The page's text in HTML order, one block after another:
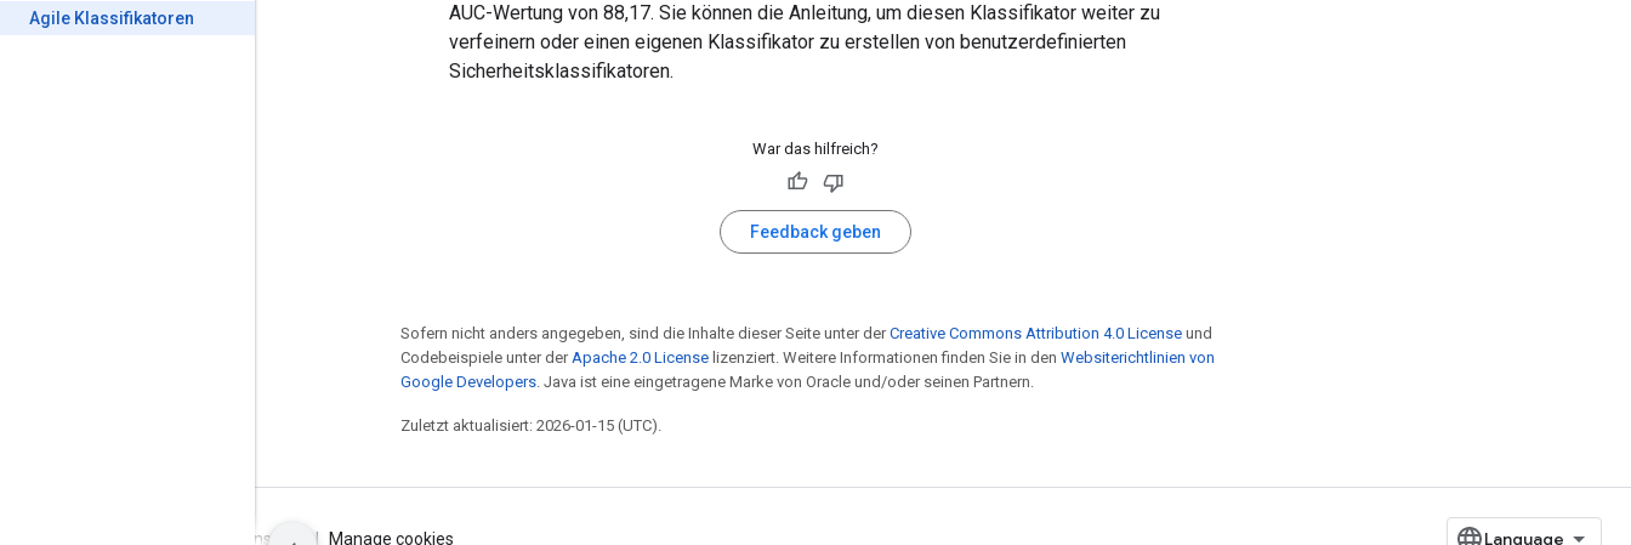
Agile Klassifikatoren
AUC-Wertung von 88,17. Sie können die Anleitung, um diesen Klassifikator weiter zu
verfeinern oder einen eigenen Klassifikator zu erstellen von benutzerdefinierten
Sicherheitsklassifikatoren.
War das hilfreich?
Feedback geben
Sofern nicht anders angegeben, sind die Inhalte dieser Seite unter derCreative Commons Attribution 4.0 License und
Codebeispiele unter der Apache 2.0 License lizenziert. Weitere Informationen finden Sie in den Websiterichtlinien von
Google Developers . Java ist eine eingetragene Marke von Oracle und/oder seinen Partnern.
Zuletzt aktualisiert: 2026-01-15 (UTC).
Datenschutz Manage cookies